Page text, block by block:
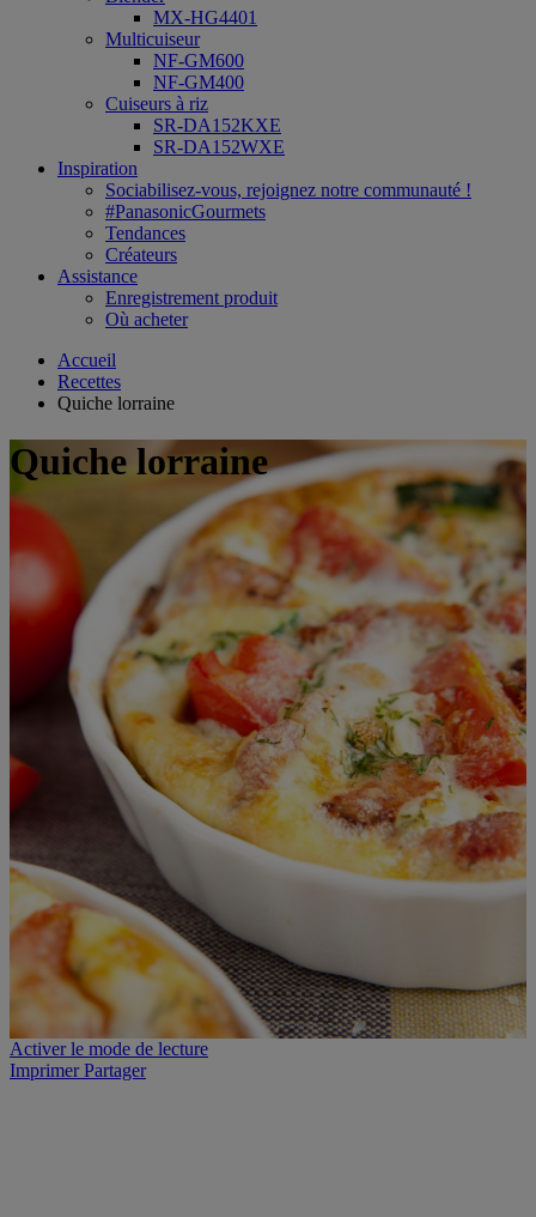
MX-HG4401
Multicuiseur
NF-GM600
NF-GM400
Cuiseurs à riz
SR-DA152KXE
SR-DA152WXE
Inspiration
Sociabilisez-vous, rejoignez notre communauté !
#PanasonicGourmets
Tendances
Créateurs
Assistance
Enregistrement produit
Où acheter
Accueil
Recettes
Quiche lorraine
Quiche lorraine
Activer le mode de lecture
Imprimer Partager